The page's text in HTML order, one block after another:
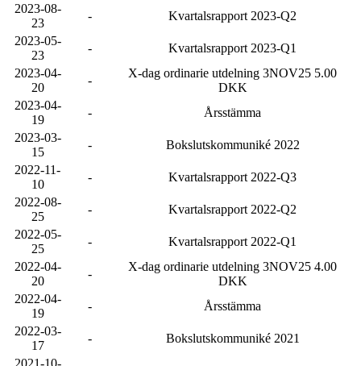
2023-08-
23
-
Kvartalsrapport 2023-Q2
2023-05-
23
-
Kvartalsrapport 2023-Q1
2023-04-
20
-
X-dag ordinarie utdelning 3NOV25 5.00
DKK
2023-04-
19
-
Årsstämma
2023-03-
15
-
Bokslutskommuniké 2022
2022-11-
10
-
Kvartalsrapport 2022-Q3
2022-08-
25
-
Kvartalsrapport 2022-Q2
2022-05-
25
-
Kvartalsrapport 2022-Q1
2022-04-
20
-
X-dag ordinarie utdelning 3NOV25 4.00
DKK
2022-04-
19
-
Årsstämma
2022-03-
17
-
Bokslutskommuniké 2021
2021-10-